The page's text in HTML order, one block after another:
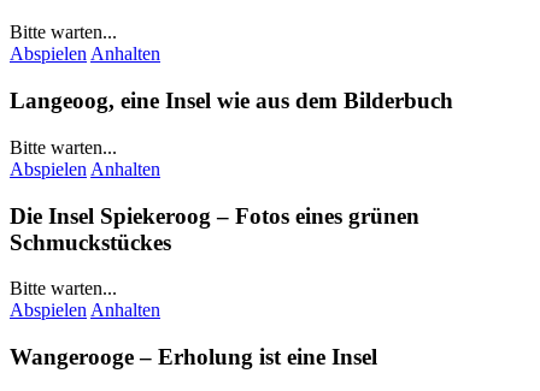
Bitte warten...
Abspielen Anhalten
Langeoog, eine Insel wie aus dem Bilderbuch
Bitte warten...
Abspielen Anhalten
Die Insel Spiekeroog – Fotos eines grünen
Schmuckstückes
Bitte warten...
Abspielen Anhalten
Wangerooge– Erholung ist eine Insel